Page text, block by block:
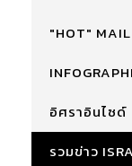
"HOT" MAIL
อิศราอินไซด์
รวมข่าว